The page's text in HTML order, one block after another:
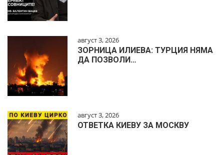
август 3, 2026
ЗОРНИЦА ИЛИЕВА: ТУРЦИЯ НЯМА
ДА ПОЗВОЛИ…
август 3, 2026
ОТВЕТКА КИЕВУ ЗА МОСКВУ